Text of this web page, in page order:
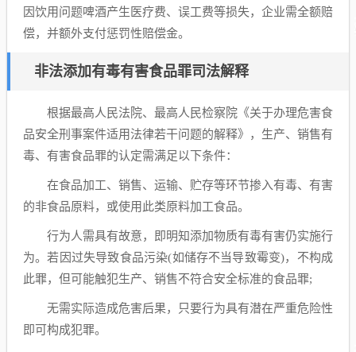
因饮用问题啤酒产生医疗费、误工费等损失，企业需全额赔
偿，并额外支付惩罚性赔偿金。
非法添加有毒有害食品罪司法解释
根据最高人民法院、最高人民检察院《关于办理危害食
品安全刑事案件适用法律若干问题的解释》，生产、销售有
毒、有害食品罪的认定需满足以下条件：
在食品加工、销售、运输、贮存等环节掺入有毒、有害
的非食品原料，或使用此类原料加工食品。
行为人需具有故意，即明知添加物质有毒有害仍实施行
为。若因过失导致食品污染(如储存不当导致霉变)，不构成
此罪，但可能触犯生产、销售不符合安全标准的食品罪;
无需实际造成危害后果，只要行为具有潜在严重危险性
即可构成犯罪。